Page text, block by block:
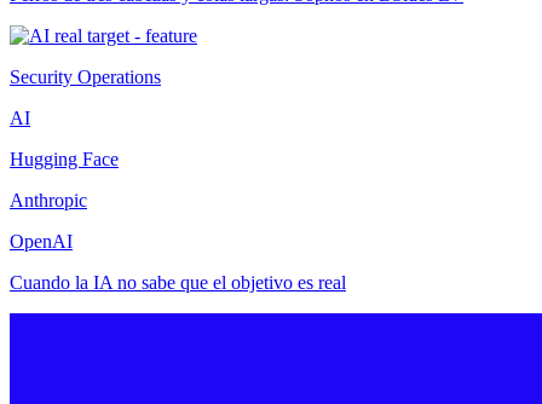
Security Operations
AI
Hugging Face
Anthropic
OpenAI
Cuando la IA no sabe que el objetivo es real